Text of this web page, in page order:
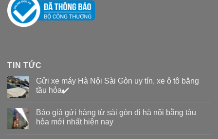
TIN TỨC
Gửi xe máy Hà Nội Sài Gòn uy tín, xe ô tô bằng
tầu hỏa✔️
Báo giá gửi hàng từ sài gòn đi hà nội bằng tàu
hỏa mới nhất hiện nay